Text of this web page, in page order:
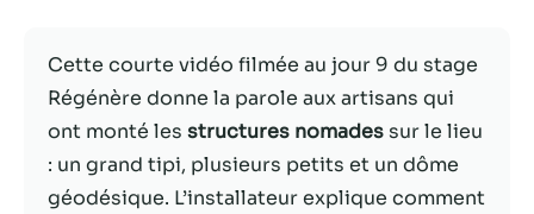
Cette courte vidéo filmée au jour 9 du stage
Régénère donne la parole aux artisans qui
ont monté les structures nomades sur le lieu
: un grand tipi, plusieurs petits et un dôme
géodésique. L’installateur explique comment
Ces cookies ne
sont pas